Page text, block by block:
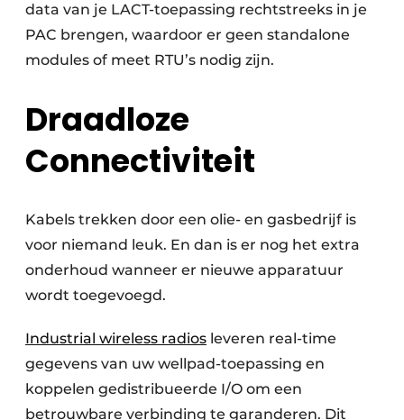
data van je LACT-toepassing rechtstreeks in je
PAC brengen, waardoor er geen standalone
modules of meet RTU’s nodig zijn.
Draadloze
Connectiviteit
Kabels trekken door een olie- en gasbedrijf is
voor niemand leuk. En dan is er nog het extra
onderhoud wanneer er nieuwe apparatuur
wordt toegevoegd.
Industrial wireless radios leveren real-time
gegevens van uw wellpad-toepassing en
koppelen gedistribueerde I/O om een
betrouwbare verbinding te garanderen. Dit